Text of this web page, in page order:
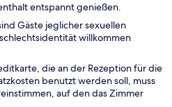
entspannt genießen.
Gäste jeglicher sexuellen
willkommen
die an der Rezeption für die
benutzt werden soll, muss
auf den das Zimmer